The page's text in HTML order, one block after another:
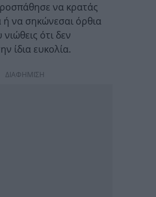
να κρατάς
ή να σηκώνεσαι όρθια
ότι δεν
ίδια ευκολία.
ΔΙΑΦΗΜΙΣΗ